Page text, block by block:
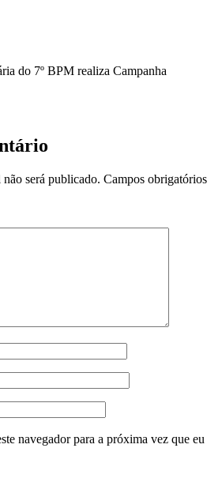
será publicado. Campos obrigatórios
navegador para a próxima vez que eu